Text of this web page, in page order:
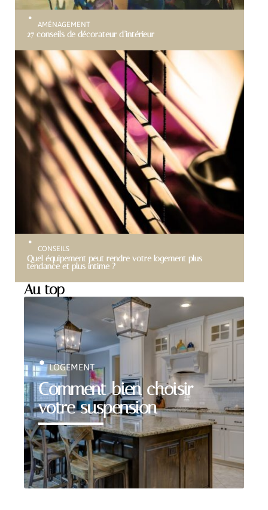
AMÉNAGEMENT
27 conseils de décorateur d’intérieur
CONSEILS
Quel équipement peut rendre votre logement plus
tendance et plus intime ?
Au top
Comment bien choisir
votre suspension
LOGEMENT